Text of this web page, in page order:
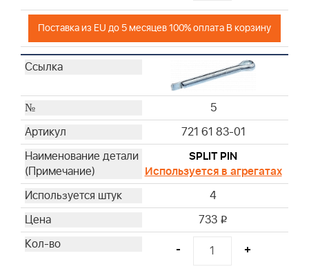
Поставка из EU до 5 месяцев 100% оплата В корзину
5
721 61 83-01
SPLIT PIN
Используется в агрегатах
4
733 i
- +